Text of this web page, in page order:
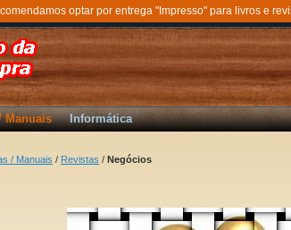
optar por entrega "Impresso" para livros e
Manuais Informática
/ Manuais / Revistas / Negócios